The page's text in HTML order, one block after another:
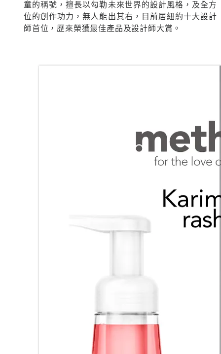
童的稱號，擅長以勾勒未來世界的設計風格，及全方
位的創作功力，無人能出其右，目前居紐約十大設計
師首位，歷來榮獲最佳產品及設計師大賞。